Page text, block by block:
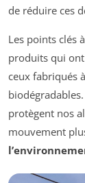
de réduire ces
Les points clés
produits qui
ceux fabriqués
protègent nos
mouvement